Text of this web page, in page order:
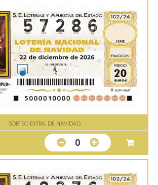
SORTEO EXTRA. DE NAVIDAD
0